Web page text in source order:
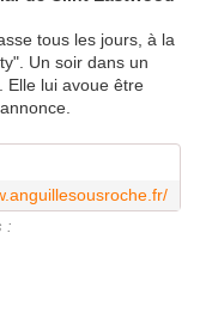
tous les jours, à la
Un soir dans un
Elle lui avoue être
: